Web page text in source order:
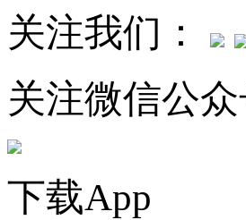
关注我们：
关注微信公
下载App